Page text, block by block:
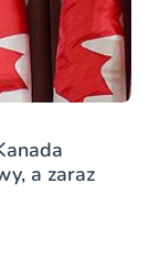
a zaraz